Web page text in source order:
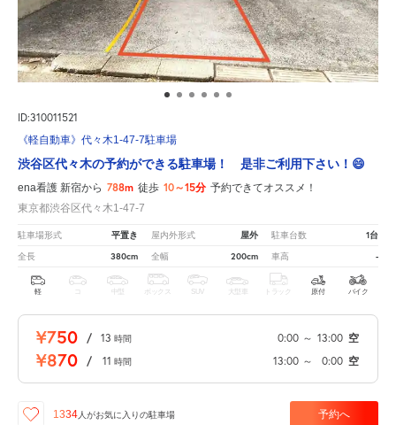
ID:310011521
《軽自動車》代々木1-47-7駐車場
渋谷区代々木の予約ができる駐車場！ 是非ご利用下さい！😄
ena看護 新宿から 788m 徒歩 10～15分 予約できてオススメ！
東京都渋谷区代々木1-47-7
駐車場形式 平置き 屋内外形式 屋外 駐車台数 1台
全長 380cm 全幅 200cm 車高 -
軽 中型 ボックス SUV 大型車 トラック 原付 バイク
¥750 / 13 時間 0:00 ～ 13:00 空
¥870 / 11 時間 13:00 ～ 0:00 空
1334 人がお気に入りの駐車場 予約へ